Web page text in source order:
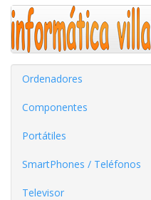
Ordenadores
Componentes
Portátiles
SmartPhones / Teléfonos
Televisor